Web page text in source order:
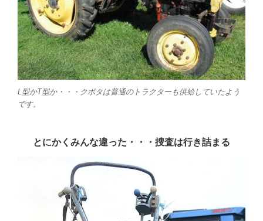
L型かT型か・・・クボタは普通のトラクターも供給していたよう
です。
とにかくみんな違った・・・捜査は行き詰まる